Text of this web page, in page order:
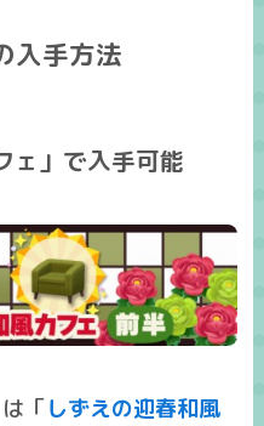
入手方法
ェ」で入手可能
「しずえの迎春和風